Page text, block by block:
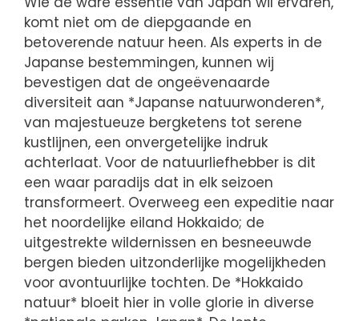
komt niet om de diepgaande en
betoverende natuur heen. Als experts in de
Japanse bestemmingen, kunnen wij
bevestigen dat de ongeëvenaarde
diversiteit aan *Japanse natuurwonderen*,
van majestueuze bergketens tot serene
kustlijnen, een onvergetelijke indruk
achterlaat. Voor de natuurliefhebber is dit
een waar paradijs dat in elk seizoen
transformeert. Overweeg een expeditie naar
het noordelijke eiland Hokkaido; de
uitgestrekte wildernissen en besneeuwde
bergen bieden uitzonderlijke mogelijkheden
voor avontuurlijke tochten. De *Hokkaido
natuur* bloeit hier in volle glorie in diverse